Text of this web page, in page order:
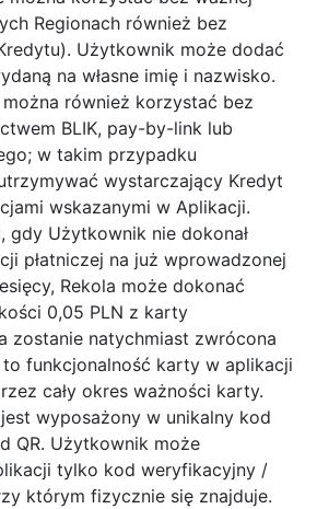
Regionach również bez
Użytkownik może dodać
na własne imię i nazwisko.
można również korzystać bez
BLIK, pay-by-link lub
w takim przypadku
wystarczający Kredyt
wskazanymi w Aplikacji.
gdy Użytkownik nie dokonał
płatniczej na już wprowadzonej
Rekola może dokonać
0,05 PLN z karty
zostanie natychmiast zwrócona
funkcjonalność karty w aplikacji
cały okres ważności karty.
wyposażony w unikalny kod
QR. Użytkownik może
tylko kod weryfikacyjny /
którym fizycznie się znajduje.